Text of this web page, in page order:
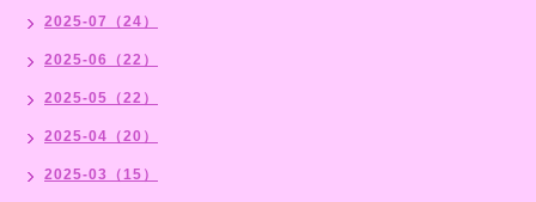
2025-07（24）
2025-06（22）
2025-05（22）
2025-04（20）
2025-03（15）